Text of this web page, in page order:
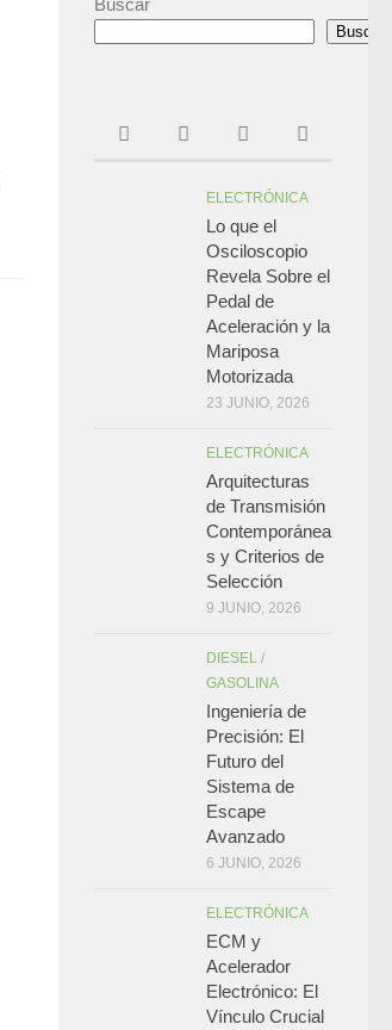
Buscar
Buscar
ELECTRÓNICA
Lo que el
Osciloscopio
Revela Sobre el
Pedal de
Aceleración y la
Mariposa
Motorizada
23 JUNIO, 2026
ELECTRÓNICA
Arquitecturas
de Transmisión
Contemporánea
s y Criterios de
Selección
9 JUNIO, 2026
DIESEL /
GASOLINA
Ingeniería de
Precisión: El
Futuro del
Sistema de
Escape
Avanzado
6 JUNIO, 2026
ELECTRÓNICA
ECM y
Acelerador
Electrónico: El
Vínculo Crucial